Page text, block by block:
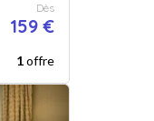
Dès
159 €
1offre